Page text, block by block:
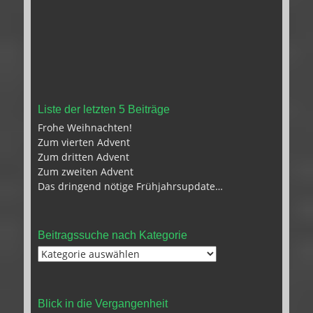
Liste der letzten 5 Beiträge
Frohe Weihnachten!
Zum vierten Advent
Zum dritten Advent
Zum zweiten Advent
Das dringend nötige Frühjahrsupdate…
Beitragssuche nach Kategorie
Beitragssuche
Blick in die Vergangenheit